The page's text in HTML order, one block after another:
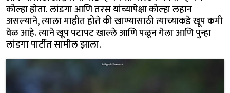
कोल्हा होता. लांडगा आणि तरस यांच्यापेक्षा कोल्हा लहान
असल्याने, त्याला माहीत होते की खाण्यासाठी त्याच्याकडे खूप कमी
वेळ आहे. त्याने खूप पटापट खाल्ले आणि पळून गेला आणि पुन्हा
लांडगा पार्टीत सामील झाला.